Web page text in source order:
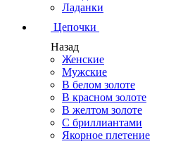
Ладанки
Цепочки
Назад
Женские
Мужские
В белом золоте
В красном золоте
В желтом золоте
С бриллиантами
Якорное плетение